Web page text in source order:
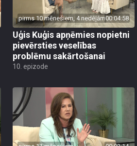
pirms 10 mēnešiem, 4 nedēļām00:04:58
Uģis Kuģis apņēmies nopietni
pievērsties veselības
problēmu sakārtošanai
10. epizode